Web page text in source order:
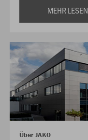
MEHR LESEN
Über JAKO